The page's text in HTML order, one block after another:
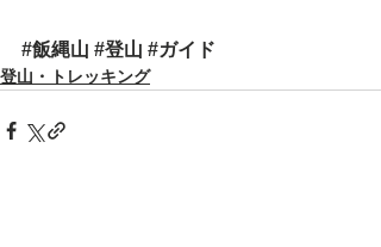
#飯縄山 #登山 #ガイド
登山・トレッキング